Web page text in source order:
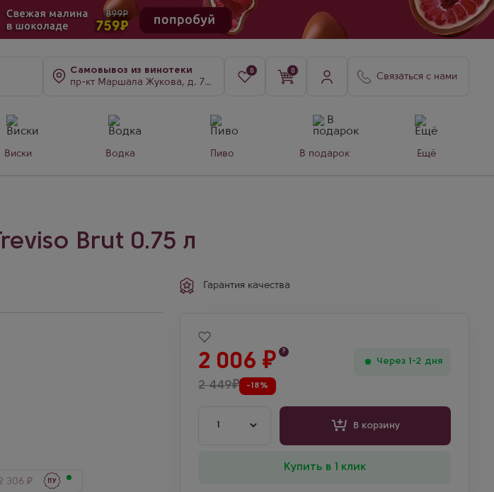
Самовывоз из винотеки
пр-кт Маршала Жукова, д. 78, к. 3
0 0
Связаться с нами
Виски Водка Пиво В подарок Ещё
Brut 0.75 л
Гарантия качества
306 ₽
2 006₽ ?
2 449₽ -18%
Через 1-2 дня
1 В корзину
Купить в 1 клик